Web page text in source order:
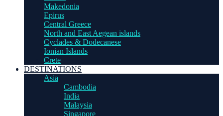
Makedonia
Epirus
Central Greece
North and East Aegean islands
Cyclades & Dodecanese
Ionian Islands
Crete
DESTINATIONS
Asia
Cambodia
India
Malaysia
Singapore